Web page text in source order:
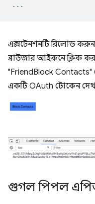
এক্সটেনশনটি রিলোড
ব্রাউজার আইকনে ক্লিক
"FriendBlock
একটি OAuth টোকেন
গুগল পিপল